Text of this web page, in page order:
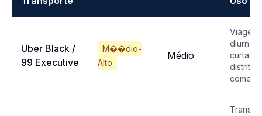
Uber Black /
99 Executive
M��dio-
Alto
Médio
Viagens
diurnas
curtas
distritos